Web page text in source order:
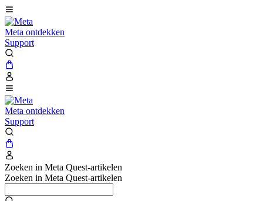
Meta ontdekken
Support
Meta ontdekken
Support
Zoeken in Meta Quest-artikelen
Zoeken in Meta Quest-artikelen